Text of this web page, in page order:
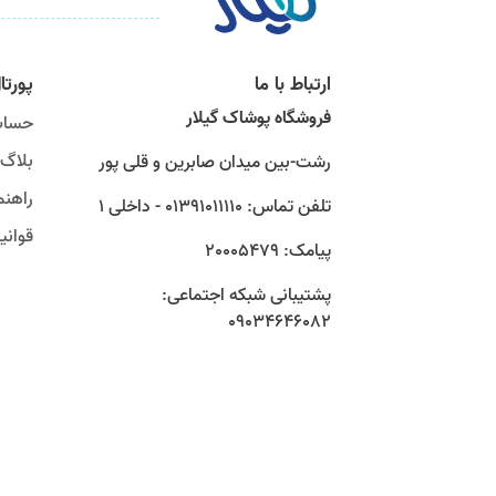
ارتباط با ما
فروشگاه پوشاک گیلار
رشت-بین میدان صابرین و قلی پور
تلفن تماس: 01391011110 - داخلی 1
پیامک: 20005479
پشتیبانی شبکه اجتماعی:
09034646082
بلاگ